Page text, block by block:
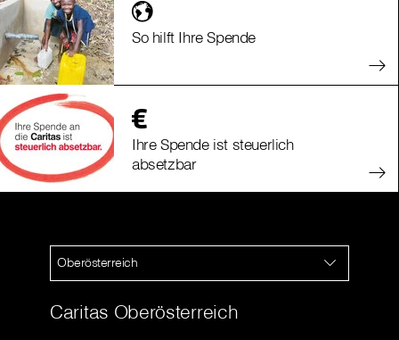
So hilft Ihre Spende
Ihre Spende ist steuerlich
absetzbar
Oberösterreich
Caritas Oberösterreich